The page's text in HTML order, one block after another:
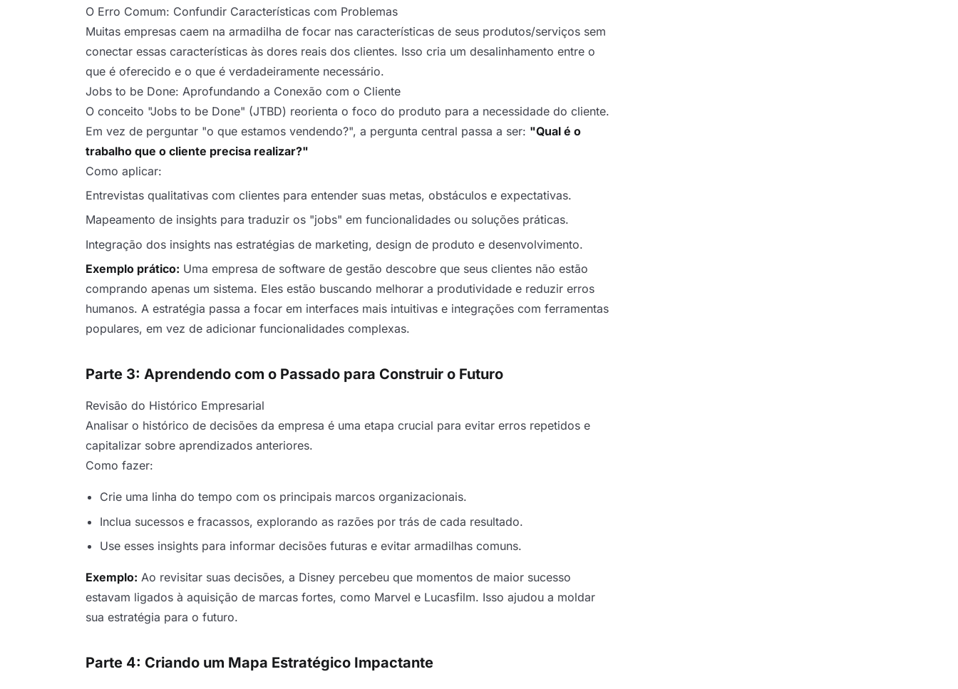
O Erro Comum: Confundir Características com Problemas
Muitas empresas caem na armadilha de focar nas características de seus produtos/serviços sem
conectar essas características às dores reais dos clientes. Isso cria um desalinhamento entre o
que é oferecido e o que é verdadeiramente necessário.
Jobs to be Done: Aprofundando a Conexão com o Cliente
O conceito "Jobs to be Done" (JTBD) reorienta o foco do produto para a necessidade do cliente.
Em vez de perguntar "o que estamos vendendo?", a pergunta central passa a ser: "Qual é o
trabalho que o cliente precisa realizar?"
Como aplicar:
Entrevistas qualitativas com clientes para entender suas metas, obstáculos e expectativas.
Mapeamento de insights para traduzir os "jobs" em funcionalidades ou soluções práticas.
Integração dos insights nas estratégias de marketing, design de produto e desenvolvimento.
Exemplo prático: Uma empresa de software de gestão descobre que seus clientes não estão
comprando apenas um sistema. Eles estão buscando melhorar a produtividade e reduzir erros
humanos. A estratégia passa a focar em interfaces mais intuitivas e integrações com ferramentas
populares, em vez de adicionar funcionalidades complexas.
Parte 3: Aprendendo com o Passado para Construir o Futuro
Revisão do Histórico Empresarial
Analisar o histórico de decisões da empresa é uma etapa crucial para evitar erros repetidos e
capitalizar sobre aprendizados anteriores.
Como fazer:
Crie uma linha do tempo com os principais marcos organizacionais.
Inclua sucessos e fracassos, explorando as razões por trás de cada resultado.
Use esses insights para informar decisões futuras e evitar armadilhas comuns.
Exemplo: Ao revisitar suas decisões, a Disney percebeu que momentos de maior sucesso
estavam ligados à aquisição de marcas fortes, como Marvel e Lucasfilm. Isso ajudou a moldar
sua estratégia para o futuro.
Parte 4: Criando um Mapa Estratégico Impactante